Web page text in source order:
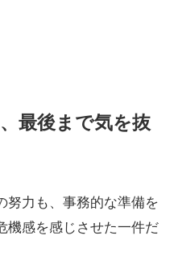
最後まで気を抜
努力も、事務的な準備を
機感を感じさせた一件だ